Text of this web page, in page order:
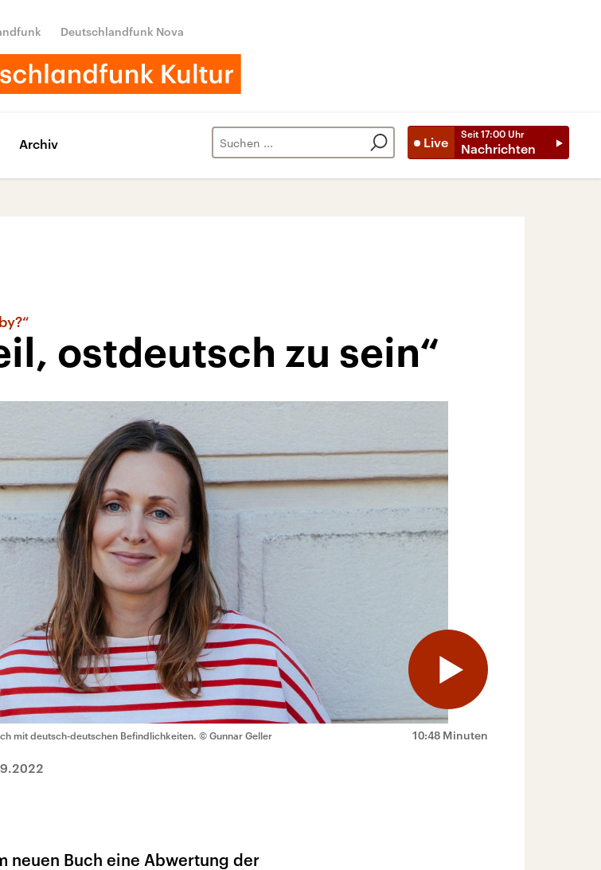
Deutschlandfunk Nova
Live
Seit 17:00 Uhr
Nachrichten
Archiv
ostdeutsch zu sein“
10:48 Minuten
mit deutsch-deutschen Befindlichkeiten. © Gunnar Geller
neuen Buch eine Abwertung der